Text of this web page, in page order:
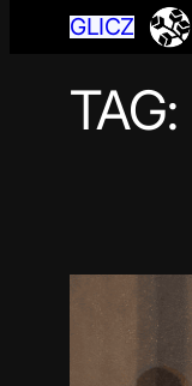
GLICZ
TAG: